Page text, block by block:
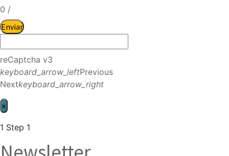
0 /
Enviar
reCaptcha v3
keyboard_arrow_leftPrevious
Nextkeyboard_arrow_right
×
1 Step 1